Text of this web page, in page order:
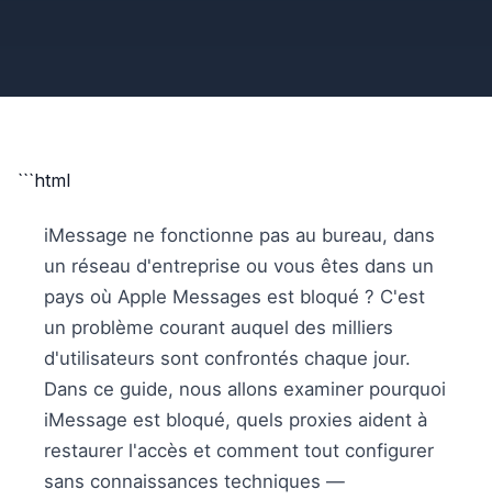
```html
iMessage ne fonctionne pas au bureau, dans
un réseau d'entreprise ou vous êtes dans un
pays où Apple Messages est bloqué ? C'est
un problème courant auquel des milliers
d'utilisateurs sont confrontés chaque jour.
Dans ce guide, nous allons examiner pourquoi
iMessage est bloqué, quels proxies aident à
restaurer l'accès et comment tout configurer
sans connaissances techniques —